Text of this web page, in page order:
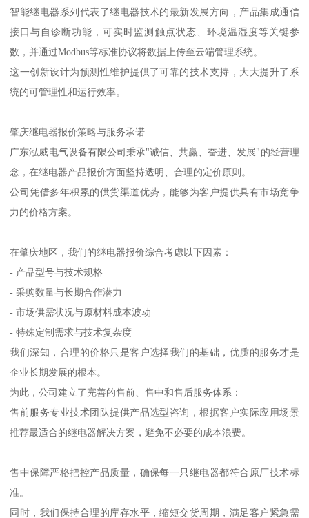
智能继电器系列代表了继电器技术的最新发展方向，产品集成通信
接口与自诊断功能，可实时监测触点状态、环境温湿度等关键参
数，并通过Modbus等标准协议将数据上传至云端管理系统。
这一创新设计为预测性维护提供了可靠的技术支持，大大提升了系
统的可管理性和运行效率。
肇庆继电器报价策略与服务承诺
广东泓威电气设备有限公司秉承"诚信、共赢、奋进、发展"的经营理
念，在继电器产品报价方面坚持透明、合理的定价原则。
公司凭借多年积累的供货渠道优势，能够为客户提供具有市场竞争
力的价格方案。
在肇庆地区，我们的继电器报价综合考虑以下因素：
- 产品型号与技术规格
- 采购数量与长期合作潜力
- 市场供需状况与原材料成本波动
- 特殊定制需求与技术复杂度
我们深知，合理的价格只是客户选择我们的基础，优质的服务才是
企业长期发展的根本。
为此，公司建立了完善的售前、售中和售后服务体系：
售前服务专业技术团队提供产品选型咨询，根据客户实际应用场景
推荐最适合的继电器解决方案，避免不必要的成本浪费。
售中保障严格把控产品质量，确保每一只继电器都符合原厂技术标
准。
同时，我们保持合理的库存水平，缩短交货周期，满足客户紧急需